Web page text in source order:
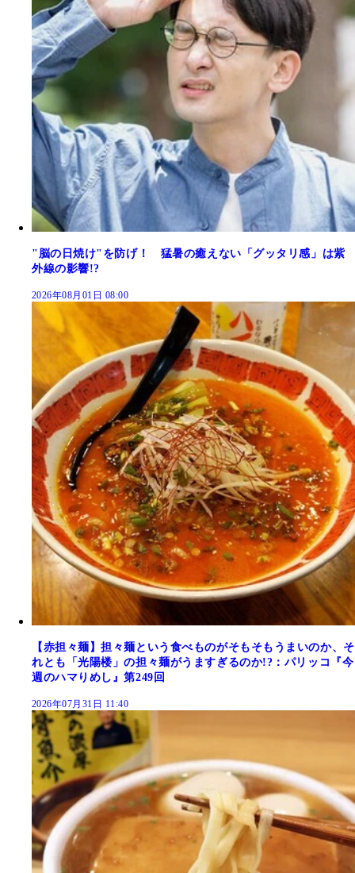
"脳の日焼け"を防げ！ 猛暑の癒えない「グッタリ感」は紫
外線の影響!?
2026年08月01日 08:00
【赤担々麺】担々麺という食べものがそもそもうまいのか、そ
れとも「光陽楼」の担々麺がうますぎるのか!?：パリッコ『今
週のハマりめし』第249回
2026年07月31日 11:40